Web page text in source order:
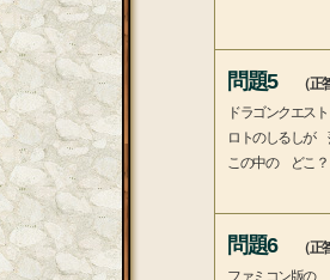
問題5
（
ドラゴンクエス
ロトのしるしが
この中の どこ？
問題6
（
ファミコン版の